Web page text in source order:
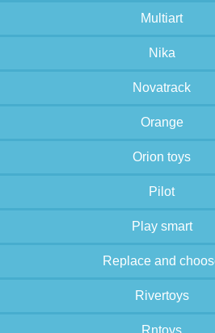
Multiart
Nika
Novatrack
Orange
Orion toys
Pilot
Play smart
Replace and
Rivertoys
Rntoys